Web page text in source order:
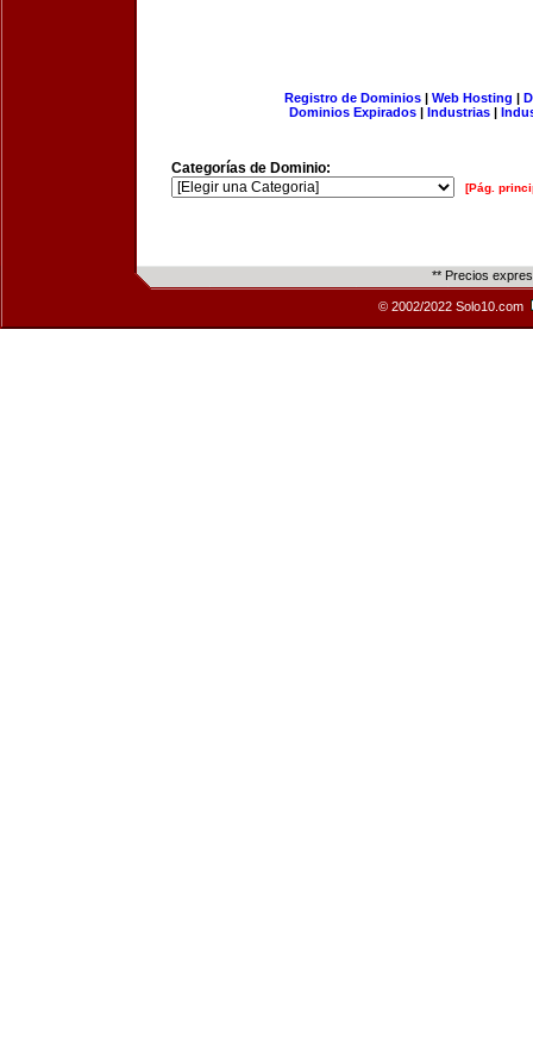
Registro de Dominios| Web Hosting |
Dominios Expirados | Industrias |
Categorías de Dominio:
[Pág.
** Precios
© 2002/2022 Solo10.com